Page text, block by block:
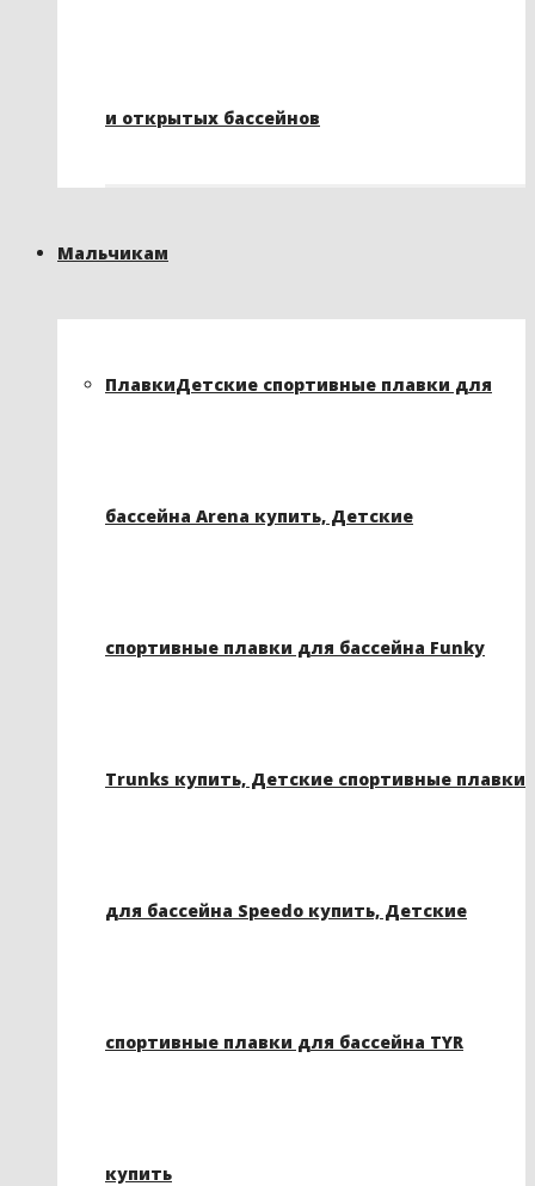
и открытых бассейнов
Мальчикам
ПлавкиДетские спортивные плавки для
бассейна Arena купить, Детские
спортивные плавки для бассейна Funky
Trunks купить, Детские спортивные плавки
для бассейна Speedo купить, Детские
спортивные плавки для бассейна TYR
купить